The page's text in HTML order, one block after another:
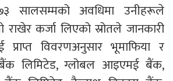
सालसम्मको अवधिमा उनीहरूले
राखेर कर्जा लिएको स्रोतले जानकारी
प्राप्त विवरणअनुसार भूमाफिया र
बैंक लिमिटेड, ग्लोबल आइएमई बैंक,